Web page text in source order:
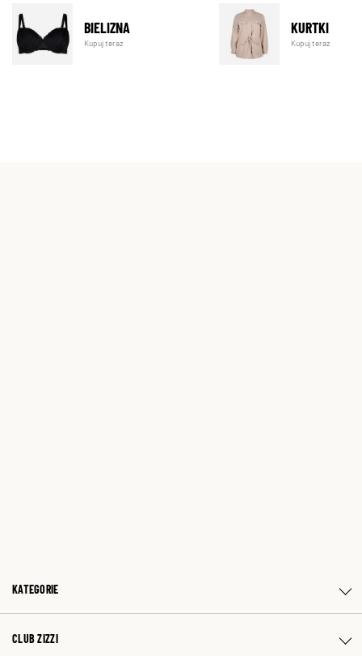
BIELIZNA
Kupuj teraz
KURTKI
Kupuj teraz
KATEGORIE
CLUB ZIZZI